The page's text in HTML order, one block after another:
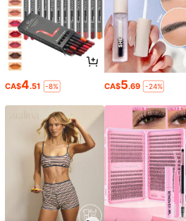
CA$4.51 -8% CA$5.69 -24%